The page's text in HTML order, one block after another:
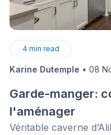
4 min read
Karine Dutemple • 08
Garde-manger:
l'aménager
Véritable caverne